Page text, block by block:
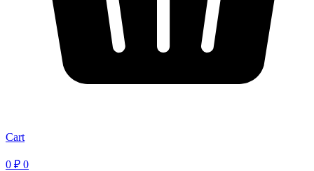
Cart
0 ₽ 0